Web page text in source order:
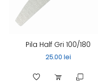
Pila Half Gri 100/180
25.00 lei